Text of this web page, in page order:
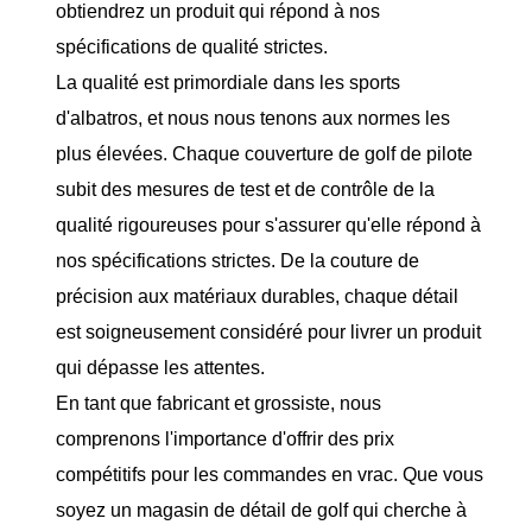
obtiendrez un produit qui répond à nos
spécifications de qualité strictes.
La qualité est primordiale dans les sports
d'albatros, et nous nous tenons aux normes les
plus élevées. Chaque couverture de golf de pilote
subit des mesures de test et de contrôle de la
qualité rigoureuses pour s'assurer qu'elle répond à
nos spécifications strictes. De la couture de
précision aux matériaux durables, chaque détail
est soigneusement considéré pour livrer un produit
qui dépasse les attentes.
En tant que fabricant et grossiste, nous
comprenons l'importance d'offrir des prix
compétitifs pour les commandes en vrac. Que vous
soyez un magasin de détail de golf qui cherche à